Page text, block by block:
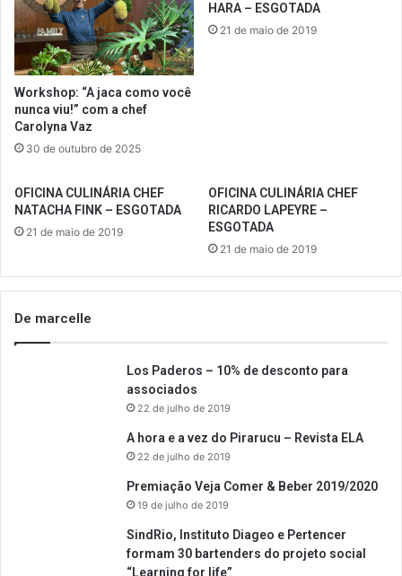
Workshop: “A jaca como você
nunca viu!” com a chef
Carolyna Vaz
30 de outubro de 2025
HARA – ESGOTADA
21 de maio de 2019
OFICINA CULINÁRIA CHEF
NATACHA FINK – ESGOTADA
21 de maio de 2019
OFICINA CULINÁRIA CHEF
RICARDO LAPEYRE –
ESGOTADA
21 de maio de 2019
De marcelle
Los Paderos – 10% de desconto para
associados
22 de julho de 2019
A hora e a vez do Pirarucu – Revista ELA
22 de julho de 2019
Premiação Veja Comer & Beber 2019/2020
19 de julho de 2019
SindRio, Instituto Diageo e Pertencer
formam 30 bartenders do projeto social
“Learning for life”